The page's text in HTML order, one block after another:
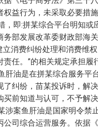
益行为，未采取必要措
，即:拼某综合平台明知
部发展改革委财政部海
消费纠纷处理和消费
任。”的相关规定承担
肝油是在拼某综合服务
纠纷，苗某投诉时，
前知道与认可，不予
涉案鱼肝油是国家明令
司综合运营服务。依据